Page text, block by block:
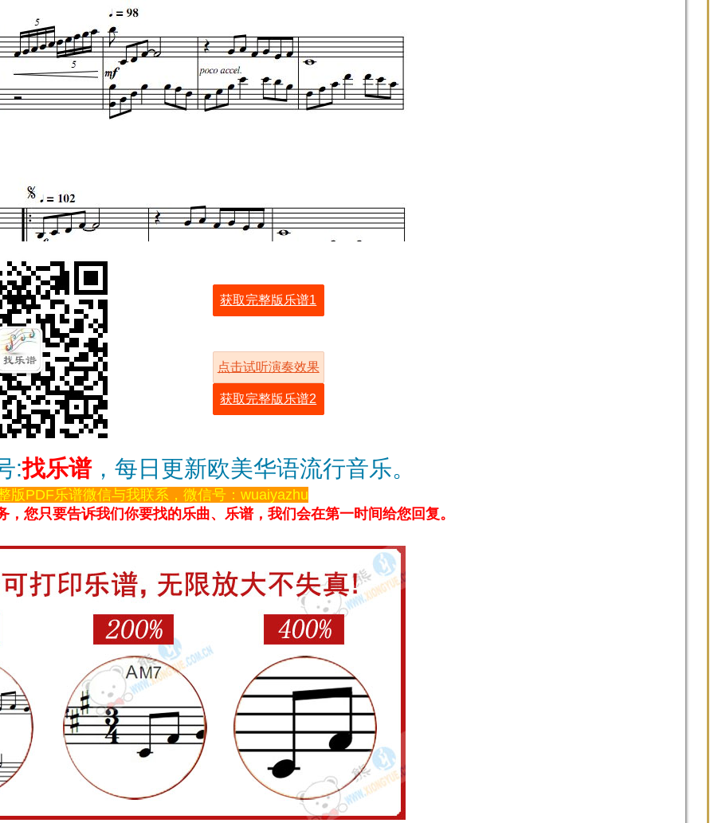
获取完整版乐谱1
点击试听演奏效果
获取完整版乐谱2
:找乐谱，每日更新欧美华语流行音乐。
版PDF乐谱微信与我联系，微信号：wuaiyazhu
您只要告诉我们你要找的乐曲、乐谱，我们会在第一时间给您回复。